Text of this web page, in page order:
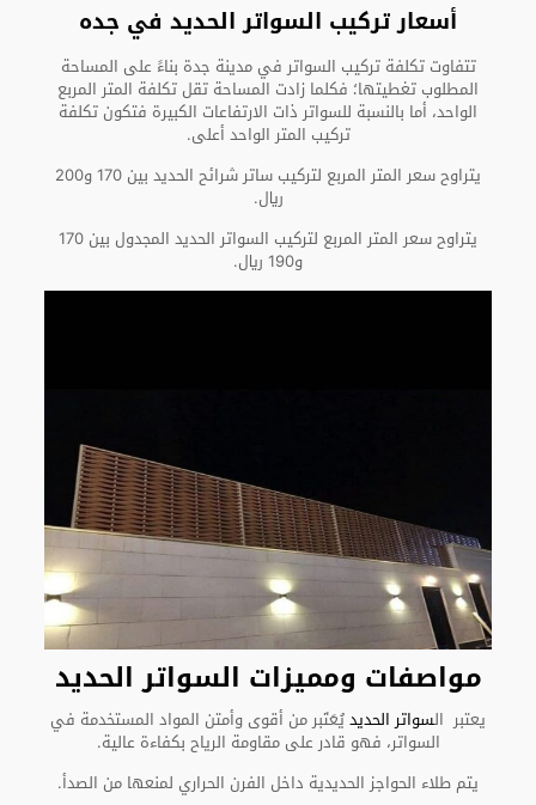
أسعار تركيب السواتر الحديد في جده
تتفاوت تكلفة تركيب السواتر في مدينة جدة بناءً على المساحة
المطلوب تغطيتها؛ فكلما زادت المساحة تقل تكلفة المتر المربع
الواحد، أما بالنسبة للسواتر ذات الارتفاعات الكبيرة فتكون تكلفة
تركيب المتر الواحد أعلى.
يتراوح سعر المتر المربع لتركيب ساتر شرائح الحديد بين 170 و200
ريال.
يتراوح سعر المتر المربع لتركيب السواتر الحديد المجدول بين 170
و190 ريال.
مواصفات ومميزات السواتر الحديد
يعتبر السواتر الحديديُعَتَبر من أقوى وأمتن المواد المستخدمة في
السواتر، فهو قادر على مقاومة الرياح بكفاءة عالية.
يتم طلاء الحواجز الحديدية داخل الفرن الحراري لمنعها من الصدأ.